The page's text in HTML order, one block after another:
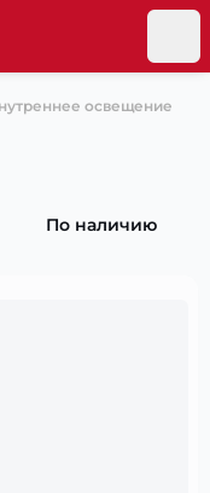
освещение
По наличию